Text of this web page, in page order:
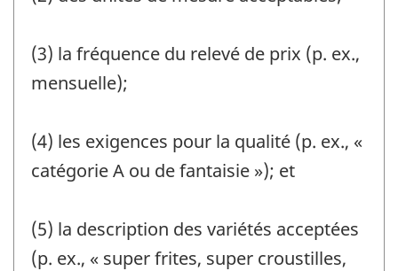
(3) la fréquence du relevé de prix (p. ex.,
mensuelle);
(4) les exigences pour la qualité (p. ex., «
catégorie A ou de fantaisie »); et
(5) la description des variétés acceptées
(p. ex., « super frites, super croustilles,